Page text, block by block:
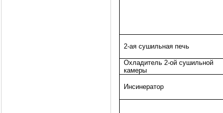
2-ая сушильная печь
Охладитель 2-ой сушильной
камеры
Инсинератор